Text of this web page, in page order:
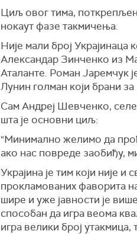
Циљ овог тима,
нокаут фазе такмичења.
Није мали број Украјинаца
Александар Зинченко из
Аталанте. Роман Јаремчук
Лунин голман који брани
Сам Андреј Шевченко,
шта је основни циљ:
"Минимално желимо да
ако нас повреде заобиђу,
Украјина је тим који није
прокламованих фаворита
шире и уже јавности је
способан да игра веома
игра велики број